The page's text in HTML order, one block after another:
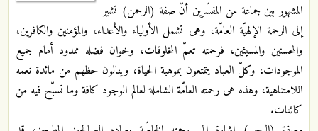
المشهور بین جماعة من المفسّرین أنّ صفة (الرحمن) تشیر
إلى الرحمة الإلهیّة العامّة، وهی تشمل الأولیاء والأعداء، والمؤمنین والکافرین،
والمحسنین والمسیئین، فرحمته تعمّ المخلوقات، وخوان فضله ممدود أمام جمیع
الموجودات، وکلّ العباد یتمتعون بموهبة الحیاة، وینالون حظهم من مائدة نعمه
اللامتناهیة، وهذه هی رحمته العامّة الشاملة لعالم الوجود کافة وما تسبّح فیه من
کائنات.